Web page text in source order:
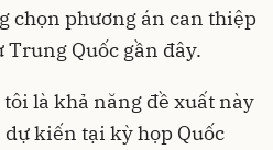
chọn phương án can thiệp
Quốc gần đây.
là khả năng đề xuất này
dự kiến tại kỳ họp Quốc